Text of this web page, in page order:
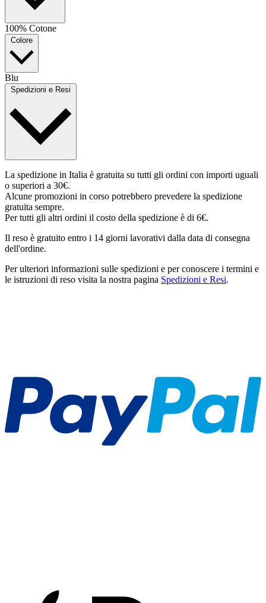
100% Cotone
Colore
Blu
Spedizioni e Resi
La spedizione in Italia è gratuita su tutti gli ordini con importi uguali
o superiori a 30€.
Alcune promozioni in corso potrebbero prevedere la spedizione
gratuita sempre.
Per tutti gli altri ordini il costo della spedizione è di 6€.
Il reso è gratuito entro i 14 giorni lavorativi dalla data di consegna
dell'ordine.
Per ulteriori informazioni sulle spedizioni e per conoscere i termini e
le istruzioni di reso visita la nostra pagina Spedizioni e Resi.